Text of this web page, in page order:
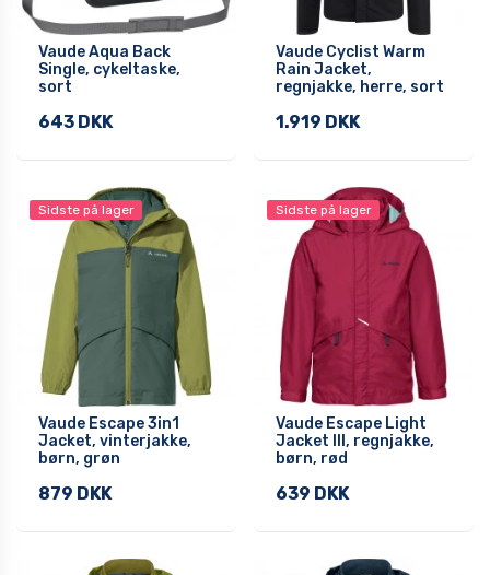
Vaude Aqua Back
Single, cykeltaske,
sort
643 DKK
Vaude Cyclist Warm
Rain Jacket,
regnjakke, herre, sort
1.919 DKK
Sidste på lager
Vaude Escape 3in1
Jacket, vinterjakke,
børn, grøn
879 DKK
Sidste på lager
Vaude Escape Light
Jacket III, regnjakke,
børn, rød
639 DKK